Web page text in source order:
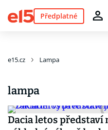
Předplatné
e15.cz Lampa
lampa
Dacia letos